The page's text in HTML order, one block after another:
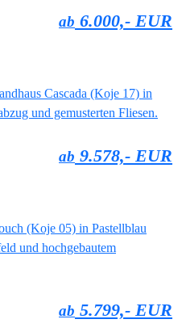
ab 6.000,- EUR
ab 9.578,- EUR
ab 5.799,- EUR